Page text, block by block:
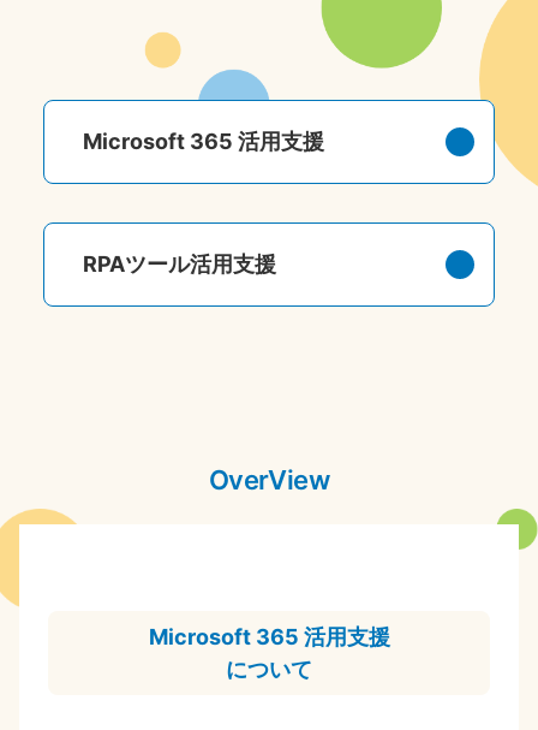
Microsoft 365 活用支援
RPAツール活用支援
OverView
Microsoft 365 活用支援
について